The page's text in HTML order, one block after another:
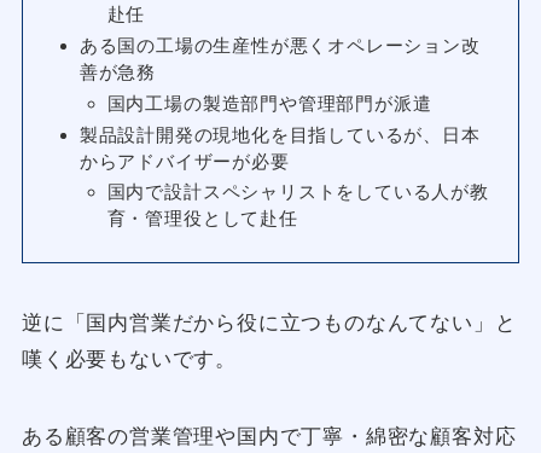
赴任
ある国の工場の生産性が悪くオペレーション改
善が急務
国内工場の製造部門や管理部門が派遣
製品設計開発の現地化を目指しているが、日本
からアドバイザーが必要
国内で設計スペシャリストをしている人が教
育・管理役として赴任
逆に「国内営業だから役に立つものなんてない」と
嘆く必要もないです。
ある顧客の営業管理や国内で丁寧・綿密な顧客対応